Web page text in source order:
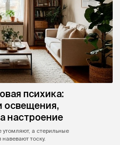
психика:
освещения,
настроение
утомляют, а стерильные
тоску.